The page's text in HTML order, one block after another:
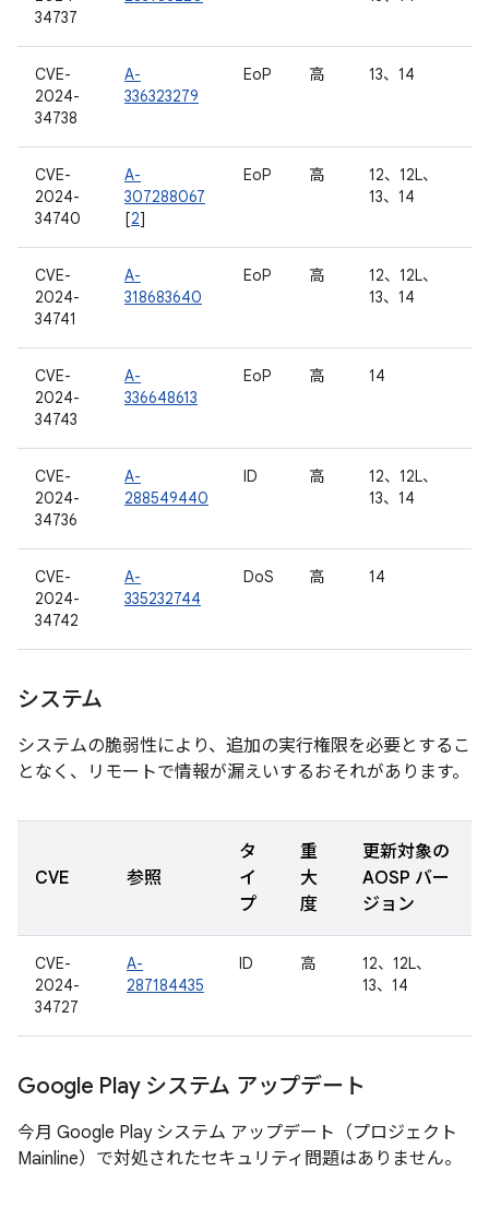
34737
CVE-
2024-
34738
A-
336323279
EoP 高 13、14
CVE-
2024-
34740
A-
307288067
[2]
EoP 高
12、12L、
13、14
CVE-
2024-
34741
A-
318683640
EoP 高
12、12L、
13、14
CVE-
2024-
34743
A-
336648613
EoP 高 14
CVE-
2024-
34736
A-
288549440
ID 高
12、12L、
13、14
CVE-
2024-
34742
A-
335232744
DoS 高 14
システム
システムの脆弱性により、追加の実行権限を必要とするこ
となく、リモートで情報が漏えいするおそれがあります。
CVE 参照
タ
イ
プ
重
大
度
更新対象の
AOSP バー
ジョン
CVE-
2024-
34727
A-
287184435
ID 高
12、12L、
13、14
Google Play システム アップデート
今月 Google Play システム アップデート（プロジェクト
Mainline）で対処されたセキュリティ問題はありません。